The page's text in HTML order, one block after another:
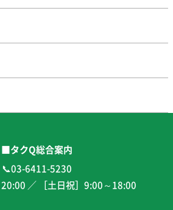
■タクQ総合案内
📞03-6411-5230
20:00 ／ ［土日祝］ 9:00～18:00